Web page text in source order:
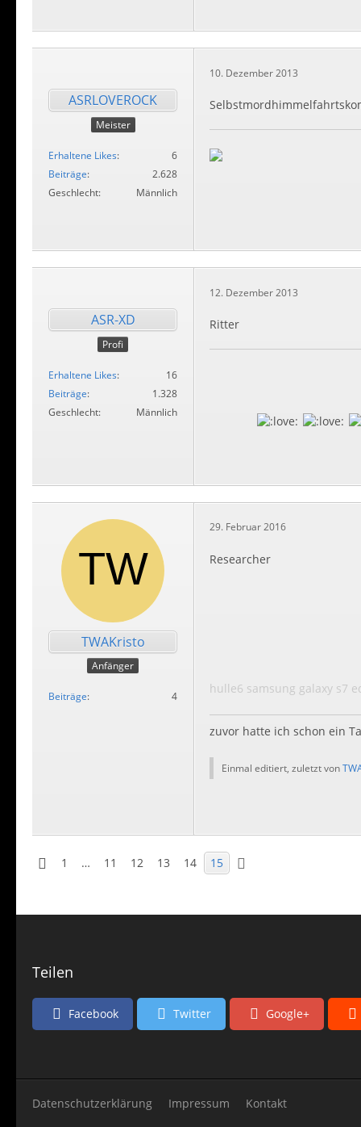
ASRLOVEROCK
Meister
Erhaltene Likes
6
Beiträge
2.628
Geschlecht
Männlich
10. Dezember 2013
ASR-XD
Profi
Erhaltene Likes
16
Beiträge
1.328
Geschlecht
Männlich
12. Dezember 2013
Ritter
TWAKristo
Anfänger
Beiträge 4
29. Februar 2016
Researcher
hulle6 samsung galaxy s7
zuvor hatte ich schon ein
Einmal editiert, zuletzt von
1 … 11 12 13 14 15
Teilen
Facebook Twitter Google+
Datenschutzerklärung Impressum Kontakt